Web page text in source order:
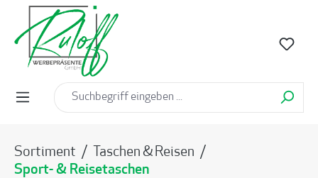
springen
Sortiment / Taschen & Reisen /
Sport- & Reisetaschen